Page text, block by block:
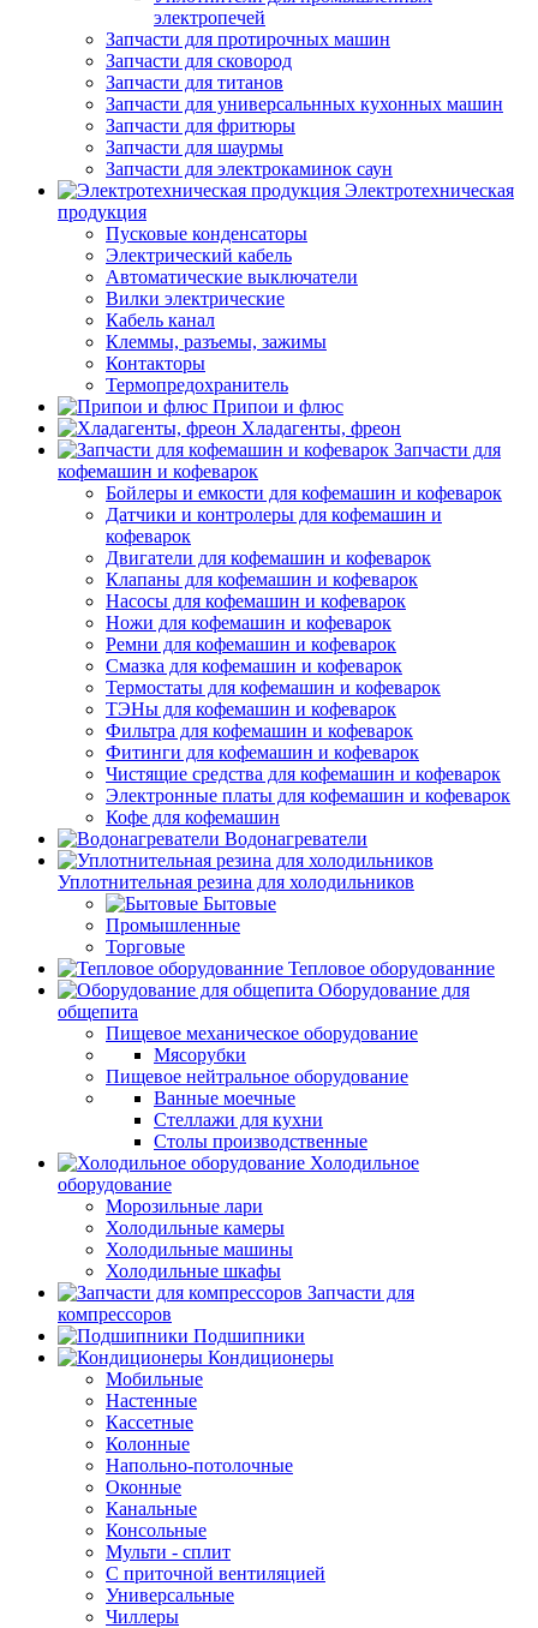
электропечей
Запчасти для протирочных машин
Запчасти для сковород
Запчасти для титанов
Запчасти для универсальнных кухонных машин
Запчасти для фритюры
Запчасти для шаурмы
Запчасти для электрокаминок саун
Электротехническая
продукция
Пусковые конденсаторы
Электрический кабель
Автоматические выключатели
Вилки электрические
Кабель канал
Клеммы, разъемы, зажимы
Контакторы
Термопредохранитель
Припои и флюс
Хладагенты, фреон
Запчасти для
кофемашин и кофеварок
Бойлеры и емкости для кофемашин и кофеварок
Датчики и контролеры для кофемашин и
кофеварок
Двигатели для кофемашин и кофеварок
Клапаны для кофемашин и кофеварок
Насосы для кофемашин и кофеварок
Ножи для кофемашин и кофеварок
Ремни для кофемашин и кофеварок
Смазка для кофемашин и кофеварок
Термостаты для кофемашин и кофеварок
ТЭНы для кофемашин и кофеварок
Фильтра для кофемашин и кофеварок
Фитинги для кофемашин и кофеварок
Чистящие средства для кофемашин и кофеварок
Электронные платы для кофемашин и кофеварок
Кофе для кофемашин
Водонагреватели
Уплотнительная резина для холодильников
Бытовые
Промышленные
Торговые
Тепловое оборудованние
Оборудование для
общепита
Пищевое механическое оборудование
Мясорубки
Пищевое нейтральное оборудование
Ванные моечные
Стеллажи для кухни
Столы производственные
Холодильное
оборудование
Морозильные лари
Холодильные камеры
Холодильные машины
Холодильные шкафы
Запчасти для
компрессоров
Подшипники
Кондиционеры
Мобильные
Настенные
Кассетные
Колонные
Напольно-потолочные
Оконные
Канальные
Консольные
Мульти - сплит
С приточной вентиляцией
Универсальные
Чиллеры